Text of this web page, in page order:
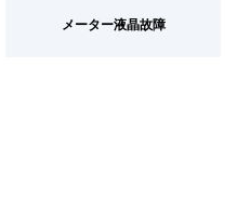
メーター液晶故障